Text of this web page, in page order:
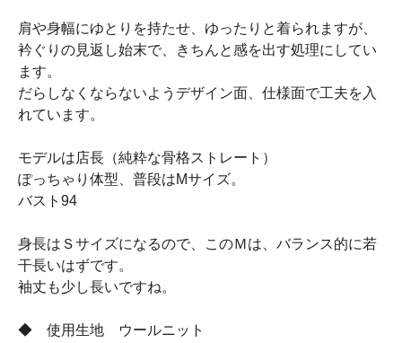
肩や身幅にゆとりを持たせ、ゆったりと着られますが、
衿ぐりの見返し始末で、きちんと感を出す処理にしてい
ます。
だらしなくならないようデザイン面、仕様面で工夫を入
れています。
モデルは店長（純粋な骨格ストレート）
ぽっちゃり体型、普段はMサイズ。
バスト94
身長はＳサイズになるので、このＭは、バランス的に若
干長いはずです。
袖丈も少し長いですね。
◆ 使用生地 ウールニット